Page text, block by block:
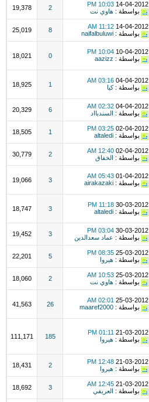
14-04-2012
10:03 PM
بواسطة : هاوي نت 2
19,378
14-04-2012
11:12 AM
بواسطة : naifalbuluwi
8
25,019
10-04-2012
10:04 PM
بواسطة : aazizz
0
18,021
04-04-2012
03:16 AM
بواسطة :كيا 1
18,925
04-04-2012
02:32 AM
بواسطة :
السندبااد 6
20,329
02-04-2012
03:25 PM
بواسطة : altaledi
1
18,505
02-04-2012
12:40 AM
بواسطة :
الخفاق 2
30,779
01-04-2012
05:43 AM
بواسطة : airakazaki
3
19,066
30-03-2012
11:18 PM
بواسطة : altaledi
3
18,747
30-03-2012
03:04 PM
بواسطة : عماد سعدالدين 3
19,452
25-03-2012
08:35 PM
بواسطة : هيروا 5
22,201
25-03-2012
10:53 AM
بواسطة : هاوي نت 2
18,060
25-03-2012
02:01 AM
بواسطة : maaref2000
26
41,563
21-03-2012
01:11 PM
بواسطة : هيروا 185
111,171
21-03-2012
12:48 PM
بواسطة : هيروا 2
18,431
21-03-2012
12:45 AM
بواسطة :
العريفي 3
18,692